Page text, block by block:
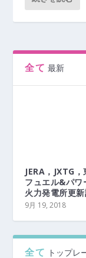
全て 最新
JERA，JXTG
フュエル&パワ
火力発電所更
9月 19, 2018
全て トップレ